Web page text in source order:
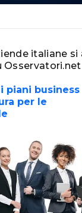
italiane si
Osservatori.net
piani business
per le